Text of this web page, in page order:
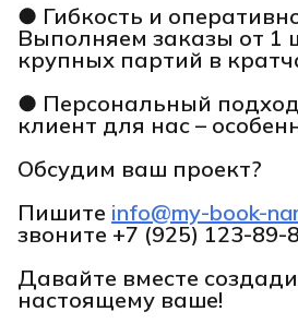
● Гибкость и
Выполняем заказы от 1
крупных партий в
● Персональный
клиент для нас –
Обсудим ваш проект?
Пишите info@my-book-
звоните +7 (925) 123-89-
Давайте вместе
настоящему ваше!